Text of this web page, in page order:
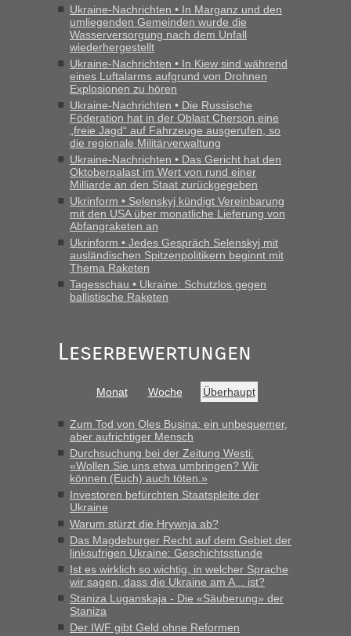
„Hallo Leute, ich weiß nicht, ob ich hier richtig bin mit meiner
Anfrage. Ich möchte 4 Umzugskartons mit gebrauchter
Straßen Kleidung bei der Einreise in die Ukraine
mitnehmen. Es ist gebrauchte Kleidung...“
Berichte und Reisetipps • Re: An welchem
Grenzübergang zwischen Polen und der Ukraine geht es am
schnellsten?
„Wir sind mit unserem Wohnmobil, wie geplant am Montag
15.6. in Krakovets rüber. Sehr zeitig los gegen 5 Uhr in der
Früh. Mit sehr sehr wenig Verkehr, super bis zur Grenze. Nur
8 PKW vor der Schranke....“
Berichte und Reisetipps • Re: An welchem
Grenzübergang zwischen Polen und der Ukraine geht es am
schnellsten?
„Gestern 6 Stunden warten vor der Grenze Richtung Polen
in Krakowez mit dem Kleinbus. Abfertigung ging dann
schnell da auch Passagiere mit EU-Pass dabei waren“
Grenzübergang zwischen Polen und der Ukraine geht es am
schnellsten?
„Bin am Montag 15.6.26 um 8 Uhr in Urgyniw ausgereist,
das erste Mal an einem Montagmorgen ca. 15 Fahrzeuge
Minuten wurde dann die nächste Welle...“
Berichte und Reisetipps • Re: An welchem
Grenzübergang zwischen Polen und der Ukraine geht es am
schnellsten?
„Derzeit, ist es überall sehr voll an den Grenzen Ukraine/
Polen. Zb. Krakovets 100 PKW ca. 10 h Wartezeit. Wollen
Montag rüber, versuchen es sehr früh.“
Ukraine-Nachrichten • In Marganz und den
umliegenden Gemeinden wurde die
Wasserversorgung nach dem Unfall
wiederhergestellt
Ukraine-Nachrichten • In Kiew sind während
eines Luftalarms aufgrund von Drohnen
Explosionen zu hören
Ukraine-Nachrichten • Die Russische
Föderation hat in der Oblast Cherson eine
„freie Jagd“ auf Fahrzeuge ausgerufen, so
die regionale Militärverwaltung
Ukraine-Nachrichten • Das Gericht hat den
Oktoberpalast im Wert von rund einer
Milliarde an den Staat zurückgegeben
Ukrinform • Selenskyj kündigt Vereinbarung
mit den USA über monatliche Lieferung von
Abfangraketen an
Ukrinform • Jedes Gespräch Selenskyj mit
ausländischen Spitzenpolitikern beginnt mit
Thema Raketen
Tagesschau • Ukraine: Schutzlos gegen
ballistische Raketen
Leserbewertungen
Monat Woche Überhaupt
Zum Tod von Oles Busina: ein unbequemer,
aber aufrichtiger Mensch
Durchsuchung bei der Zeitung Westi:
«Wollen Sie uns etwa umbringen? Wir
können (Euch) auch töten.»
Investoren befürchten Staatspleite der
Ukraine
Warum stürzt die Hrywnja ab?
Das Magdeburger Recht auf dem Gebiet der
linksufrigen Ukraine: Geschichtsstunde
Ist es wirklich so wichtig, in welcher Sprache
wir sagen, dass die Ukraine am A... ist?
Staniza Luganskaja - Die «Säuberung» der
Staniza
Der IWF gibt Geld ohne Reformen